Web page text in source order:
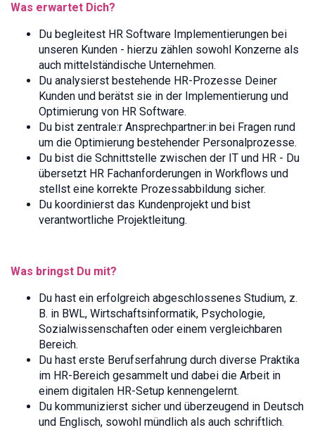
Was erwartet Dich?
Du begleitest HR Software Implementierungen bei
unseren Kunden - hierzu zählen sowohl Konzerne als
auch mittelständische Unternehmen.
Du analysierst bestehende HR-Prozesse Deiner
Kunden und berätst sie in der Implementierung und
Optimierung von HR Software.
Du bist zentrale:r Ansprechpartner:in bei Fragen rund
um die Optimierung bestehender Personalprozesse.
Du bist die Schnittstelle zwischen der IT und HR - Du
übersetzt HR Fachanforderungen in Workflows und
stellst eine korrekte Prozessabbildung sicher.
Du koordinierst das Kundenprojekt und bist
verantwortliche Projektleitung.
Was bringst Du mit?
Du hast ein erfolgreich abgeschlossenes Studium, z.
B. in BWL, Wirtschaftsinformatik, Psychologie,
Sozialwissenschaften oder einem vergleichbaren
Bereich.
Du hast erste Berufserfahrung durch diverse Praktika
im HR-Bereich gesammelt und dabei die Arbeit in
einem digitalen HR-Setup kennengelernt.
Du kommunizierst sicher und überzeugend in Deutsch
und Englisch, sowohl mündlich als auch schriftlich.